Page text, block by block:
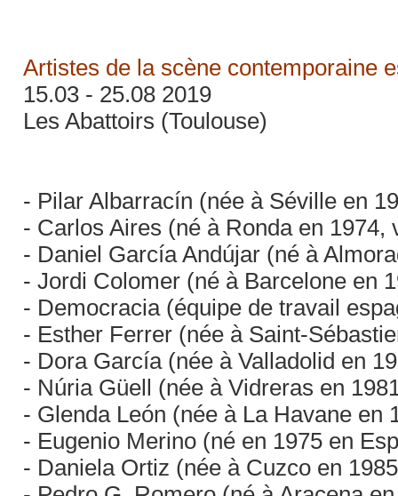
Artistes de la scène contemporaine
15.03 - 25.08 2019
Les Abattoirs (Toulouse)
- Pilar Albarracín (née à Séville en
- Carlos Aires (né à Ronda en 1974,
- Daniel García Andújar (né à
- Jordi Colomer (né à Barcelone en
- Democracia (équipe de travail
- Esther Ferrer (née à Saint-
- Dora García (née à Valladolid en
- Núria Güell (née à Vidreras en
- Glenda León (née à La Havane en
- Eugenio Merino (né en 1975 en
- Daniela Ortiz (née à Cuzco en